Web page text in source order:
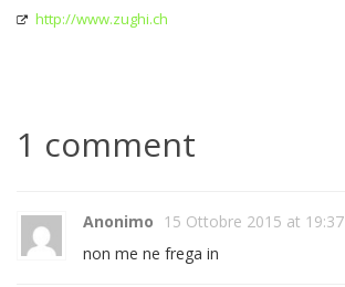
http://www.zughi.ch
1 comment
Anonimo 15 Ottobre 2015 at 19:37
non me ne frega in